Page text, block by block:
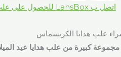
اتصل ب LansBox للحصول على علب هدايا عيد الميلاد المخصصة
علب هدايا الكريسماس
مجموعة كبيرة من علب هدايا عيد